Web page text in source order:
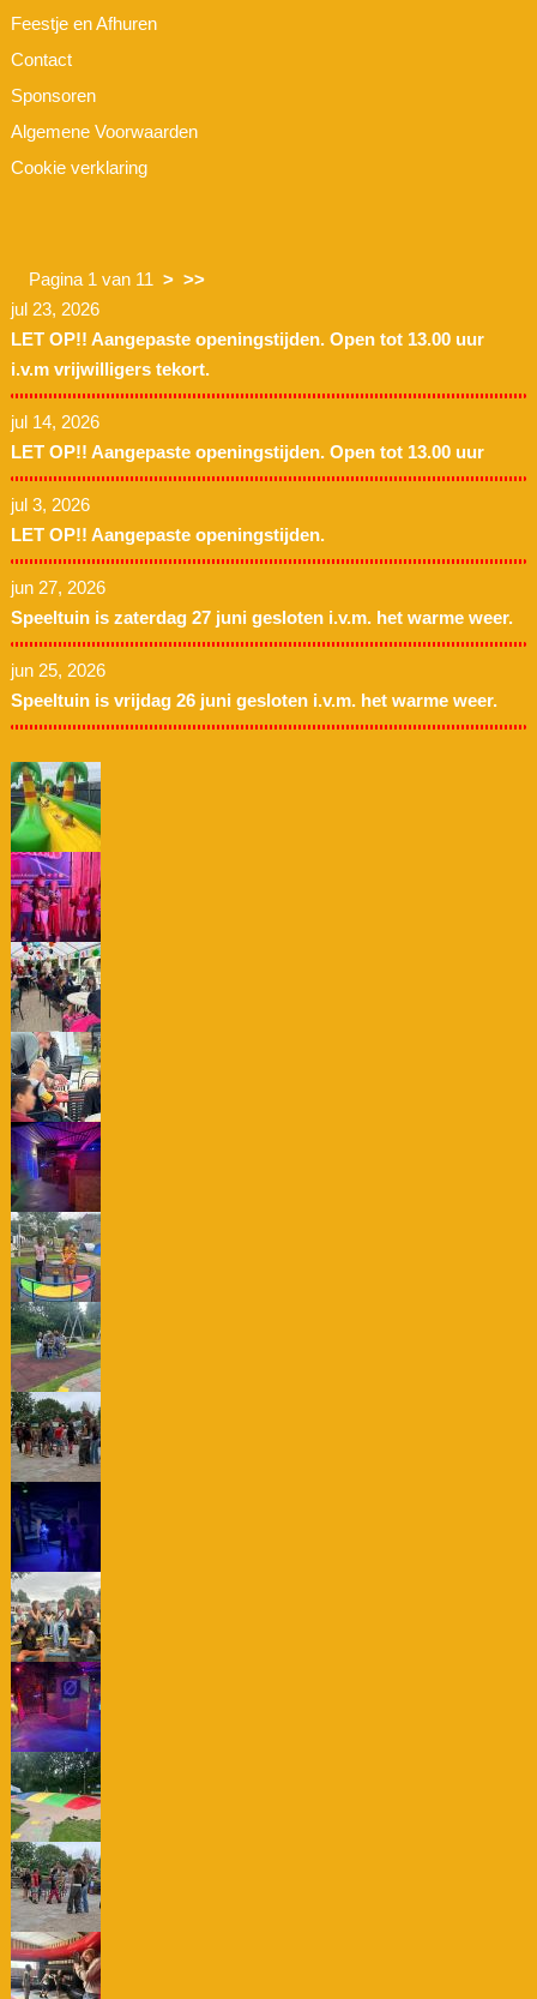
Feestje en Afhuren
Contact
Sponsoren
Algemene Voorwaarden
Cookie verklaring
Pagina 1 van 11 > >>
jul 23, 2026
LET OP!! Aangepaste openingstijden. Open tot 13.00 uur
i.v.m vrijwilligers tekort.
jul 14, 2026
LET OP!! Aangepaste openingstijden. Open tot 13.00 uur
jul 3, 2026
LET OP!! Aangepaste openingstijden.
jun 27, 2026
Speeltuin is zaterdag 27 juni gesloten i.v.m. het warme weer.
jun 25, 2026
Speeltuin is vrijdag 26 juni gesloten i.v.m. het warme weer.